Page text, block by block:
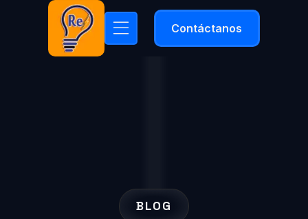
Contáctanos
BLOG